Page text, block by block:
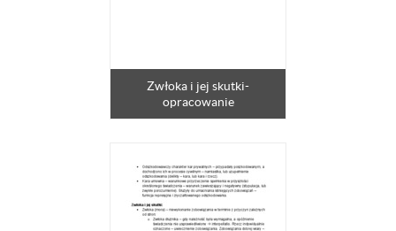
Zwłoka i jej skutki-
opracowanie